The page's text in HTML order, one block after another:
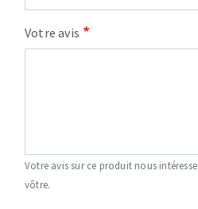
Votre avis
Votre avis sur ce produit nous
vôtre.